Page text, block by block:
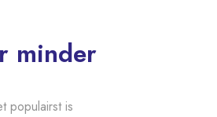
minder
populairst is